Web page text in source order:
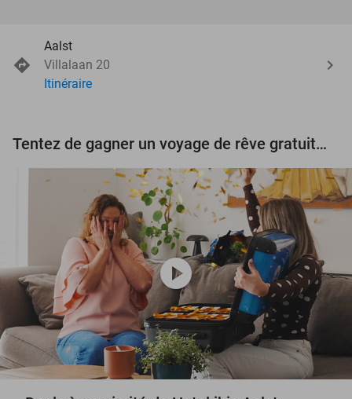
Aalst
Villalaan 20
Itinéraire
Tentez de gagner un voyage de rêve gratuit d'une valeur de 3.000 € !
play_circle